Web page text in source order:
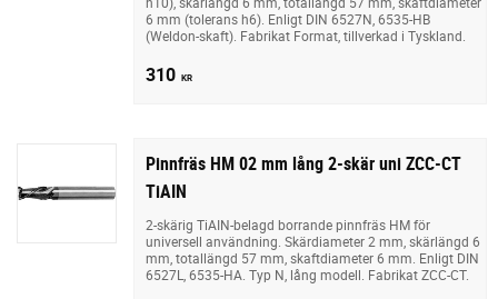
6 mm (tolerans h6). Enligt DIN 6527N, 6535-HB
(Weldon-skaft). Fabrikat Format, tillverkad i Tyskland.
310 KR
Pinnfräs HM 02 mm lång 2-skär uni ZCC-CT
TiAIN
2-skärig TiAIN-belagd borrande pinnfräs HM för
universell användning. Skärdiameter 2 mm, skärlängd 6
mm, totallängd 57 mm, skaftdiameter 6 mm. Enligt DIN
6527L, 6535-HA. Typ N, lång modell. Fabrikat ZCC-CT.